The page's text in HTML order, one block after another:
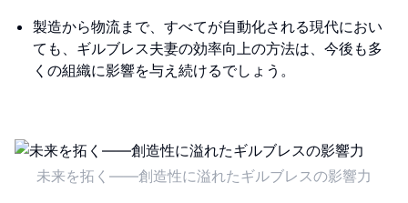
製造から物流まで、すべてが自動化される現代におい
ても、ギルブレス夫妻の効率向上の方法は、今後も多
くの組織に影響を与え続けるでしょう。
未来を拓く――創造性に溢れたギルブレスの影響力